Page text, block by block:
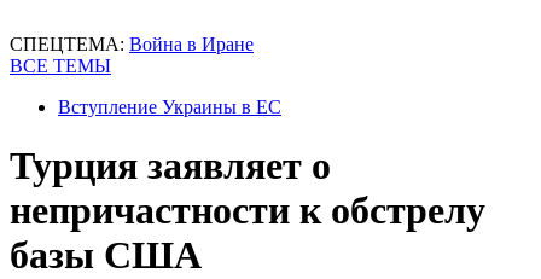
СПЕЦТЕМА: Война в Иране
ВСЕ ТЕМЫ
Вступление Украины в ЕС
Турция заявляет о
непричастности к обстрелу
базы США